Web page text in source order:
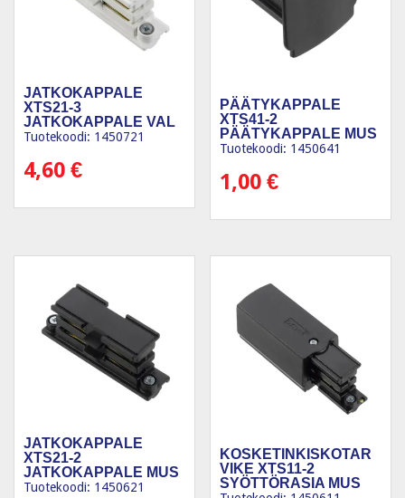
JATKOKAPPALE
XTS21-3
JATKOKAPPALE VAL
Tuotekoodi: 1450721
4,60 €
PÄÄTYKAPPALE
XTS41-2
PÄÄTYKAPPALE MUS
Tuotekoodi: 1450641
1,00€
JATKOKAPPALE
XTS21-2
JATKOKAPPALE MUS
Tuotekoodi: 1450621
KOSKETINKISKOTAR
VIKE XTS11-2
SYÖTTÖRASIA MUS